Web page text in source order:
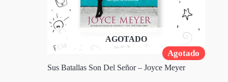
Agotado
AGOTADO
Sus Batallas Son Del Señor – Joyce Meyer